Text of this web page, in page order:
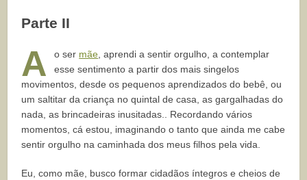
Parte II
A o ser mãe, aprendi a sentir orgulho, a contemplar
esse sentimento a partir dos mais singelos
movimentos, desde os pequenos aprendizados do bebê, ou
um saltitar da criança no quintal de casa, as gargalhadas do
nada, as brincadeiras inusitadas.. Recordando vários
momentos, cá estou, imaginando o tanto que ainda me cabe
sentir orgulho na caminhada dos meus filhos pela vida.
Eu, como mãe, busco formar cidadãos íntegros e cheios de